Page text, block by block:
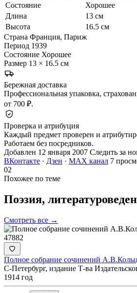
Состояние
Хорошее
Длина
13 см
Высота
16.5 см
Страна Франция, Париж
Период 1939
Состояние Хорошее
Размер 13 × 16.5 см
Бережная доставка
Профессиональная упаковка,
от 700 ₽.
Проверка и атрибуция
Каждый предмет проверен и
Работаем без посредников.
Добавлен 12 января 2007 Следить за
ВКонтакте · Дзен · MAX канал 7
02
Похожее по теме
Поэзия,
Смотреть все →
47882
Полное собрание сочинений
С-Петербург, издание Т-ва
1914 год